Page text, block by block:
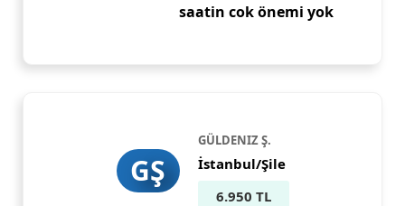
saatin cok önemi yok
GŞ
GÜLDENIZ Ş.
İstanbul/Şile
6.950 TL